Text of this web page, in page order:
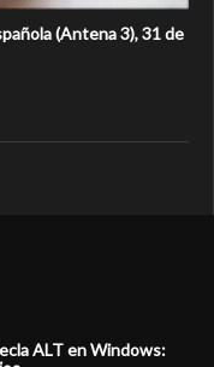
(Antena 3), 31 de
ALT en Windows: